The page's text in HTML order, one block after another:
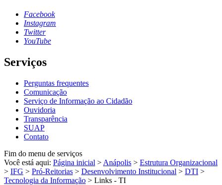
Facebook
Instagram
Twitter
YouTube
Serviços
Perguntas frequentes
Comunicação
Serviço de Informação ao Cidadão
Ouvidoria
Transparência
SUAP
Contato
Fim do menu de serviços
Você está aqui: Página inicial > Anápolis > Estrutura Organizacional
> IFG > Pró-Reitorias > Desenvolvimento Institucional > DTI >
Tecnologia da Informação > Links - TI